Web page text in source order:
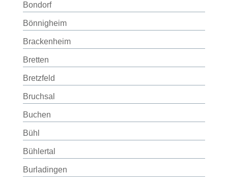
Bondorf
Bönnigheim
Brackenheim
Bretten
Bretzfeld
Bruchsal
Buchen
Bühl
Bühlertal
Burladingen